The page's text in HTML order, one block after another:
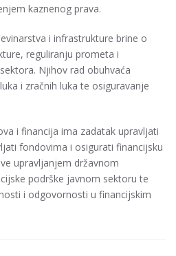
kaznenog prava.
i infrastrukture brine o
reguliranju prometa i
Njihov rad obuhvaća
i zračnih luka te osiguravanje
i financija ima zadatak upravljati
fondovima i osigurati financijsku
upravljanjem državnom
podrške javnom sektoru te
i odgovornosti u financijskim